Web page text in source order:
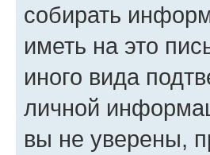
собирать
иметь на это
иного вида
личной
вы не уверены,